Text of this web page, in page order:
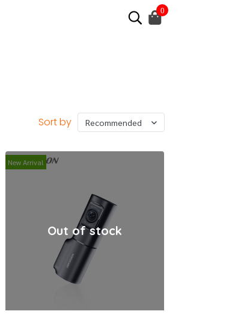
0
Sort by Recommended
New Arrival
Out of stock